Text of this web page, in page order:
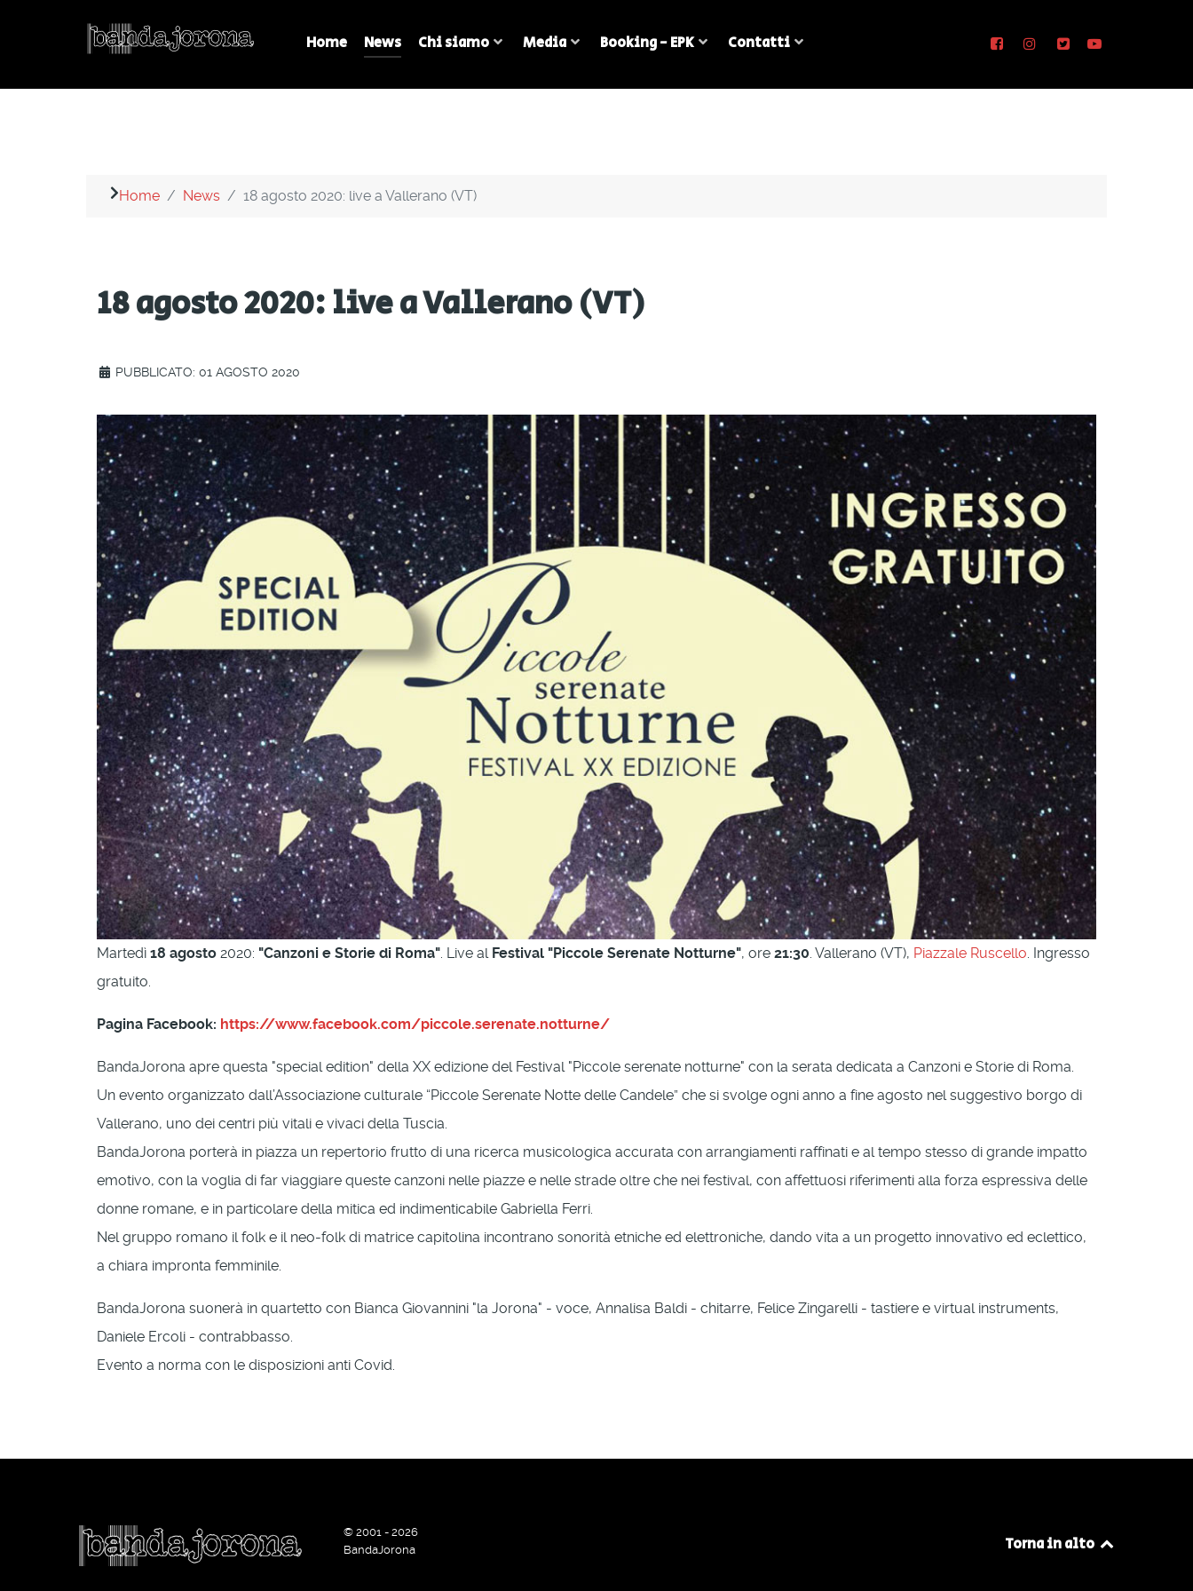
Home News Chi siamo Media Booking - EPK Contatti
Home News 18 agosto 2020: live a Vallerano (VT)
18 agosto 2020: live a Vallerano (VT)
PUBBLICATO: 01 AGOSTO 2020
Martedì 18 agosto 2020: "Canzoni e Storie di Roma". Live al Festival "Piccole Serenate Notturne", ore 21:30. Vallerano (VT), Piazzale Ruscello. Ingresso
gratuito.
Pagina Facebook: https://www.facebook.com/piccole.serenate.notturne/
BandaJorona apre questa "special edition" della XX edizione del Festival "Piccole serenate notturne" con la serata dedicata a Canzoni e Storie di Roma.
Un evento organizzato dall’Associazione culturale “Piccole Serenate Notte delle Candele” che si svolge ogni anno a fine agosto nel suggestivo borgo di
Vallerano, uno dei centri più vitali e vivaci della Tuscia.
BandaJorona porterà in piazza un repertorio frutto di una ricerca musicologica accurata con arrangiamenti raffinati e al tempo stesso di grande impatto
emotivo, con la voglia di far viaggiare queste canzoni nelle piazze e nelle strade oltre che nei festival, con affettuosi riferimenti alla forza espressiva delle
donne romane, e in particolare della mitica ed indimenticabile Gabriella Ferri.
Nel gruppo romano il folk e il neo-folk di matrice capitolina incontrano sonorità etniche ed elettroniche, dando vita a un progetto innovativo ed eclettico,
a chiara impronta femminile.
BandaJorona suonerà in quartetto con Bianca Giovannini "la Jorona" - voce, Annalisa Baldi - chitarre, Felice Zingarelli - tastiere e virtual instruments,
Daniele Ercoli - contrabbasso.
Evento a norma con le disposizioni anti Covid.
© 2001 - 2026
BandaJorona
Torna in alto